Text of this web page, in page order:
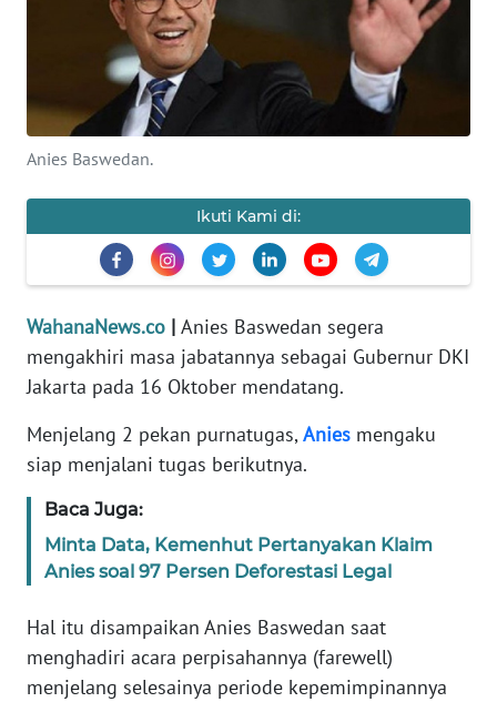
Anies Baswedan.
Ikuti Kami di:
WahanaNews.co | Anies Baswedan segera
mengakhiri masa jabatannya sebagai Gubernur DKI
Jakarta pada 16 Oktober mendatang.
Menjelang 2 pekan purnatugas,Anies mengaku
siap menjalani tugas berikutnya.
Baca Juga:
Minta Data, Kemenhut Pertanyakan Klaim
Anies soal 97 Persen Deforestasi Legal
Hal itu disampaikan Anies Baswedan saat
menghadiri acara perpisahannya (farewell)
menjelang selesainya periode kepemimpinannya
KESEHATAN
INTERNASIONAL
SERBA-SERBI
PENDIDIKAN
OLAHRAGA
OPINI
EDITORIAL
Informasi
BERITA
KONTAK
INFO
IKLAN